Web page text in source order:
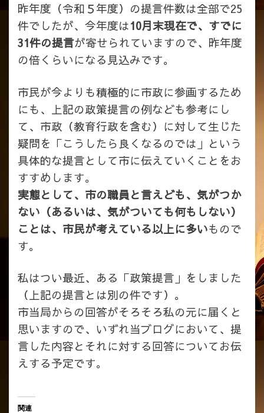
昨年度（令和５年度）の提言件数は全部で25
件でしたが、今年度は10月末現在で、すでに
31件の提言が寄せられていますので、昨年度
の倍くらいになる見込みです。
市民が今よりも積極的に市政に参画するため
にも、上記の政策提言の例なども参考にし
て、市政（教育行政を含む）に対して生じた
疑問を「こうしたら良くなるのでは」という
具体的な提言として市に伝えていくことをお
すすめします。
実態として、市の職員と言えども、気がつか
ない（あるいは、気がついても何もしない）
ことは、市民が考えている以上に多いもので
す。
私はつい最近、ある「政策提言」をしました
（上記の提言とは別の件です）。
市当局からの回答がそろそろ私の元に届くと
思いますので、いずれ当ブログにおいて、提
言した内容とそれに対する回答についてお伝
えする予定です。
関連